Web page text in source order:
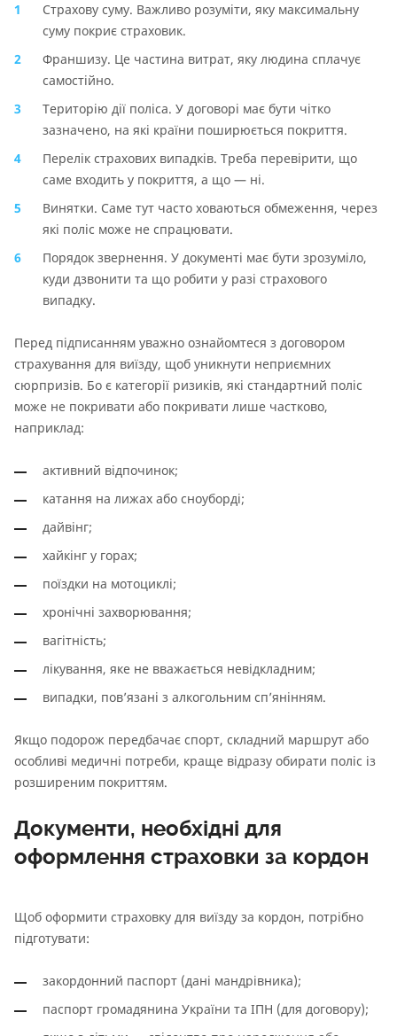
Страхову суму. Важливо розуміти, яку максимальну
суму покриє страховик.
Франшизу. Це частина витрат, яку людина сплачує
самостійно.
Територію дії поліса. У договорі має бути чітко
зазначено, на які країни поширюється покриття.
Перелік страхових випадків. Треба перевірити, що
саме входить у покриття, а що — ні.
Винятки. Саме тут часто ховаються обмеження, через
які поліс може не спрацювати.
Порядок звернення. У документі має бути зрозуміло,
куди дзвонити та що робити у разі страхового
випадку.
Перед підписанням уважно ознайомтеся з договором
страхування для виїзду, щоб уникнути неприємних
сюрпризів. Бо є категорії ризиків, які стандартний поліс
може не покривати або покривати лише частково,
наприклад:
активний відпочинок;
катання на лижах або сноуборді;
дайвінг;
хайкінг у горах;
поїздки на мотоциклі;
хронічні захворювання;
вагітність;
лікування, яке не вважається невідкладним;
випадки, пов’язані з алкогольним сп’янінням.
Якщо подорож передбачає спорт, складний маршрут або
особливі медичні потреби, краще відразу обирати поліс із
розширеним покриттям.
Документи, необхідні для
оформлення страховки за кордон
Щоб оформити страховку для виїзду за кордон, потрібно
підготувати:
закордонний паспорт (дані мандрівника);
паспорт громадянина України та ІПН (для договору);